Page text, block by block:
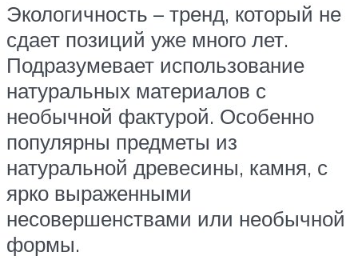
Экологичность – тренд, который не
сдает позиций уже много лет.
Подразумевает использование
натуральных материалов с
необычной фактурой. Особенно
популярны предметы из
натуральной древесины, камня, с
ярко выраженными
несовершенствами или необычной
формы.